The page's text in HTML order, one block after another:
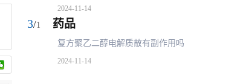
2024-11-14
3/1 药品
复方聚乙二醇电解质散有副作用吗
2024-11-14